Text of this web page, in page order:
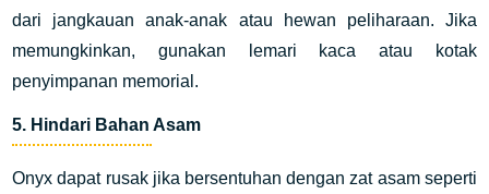
dari jangkauan anak-anak atau hewan peliharaan. Jika
memungkinkan, gunakan lemari kaca atau kotak
penyimpanan memorial.
5. Hindari Bahan Asam
Onyx dapat rusak jika bersentuhan dengan zat asam seperti